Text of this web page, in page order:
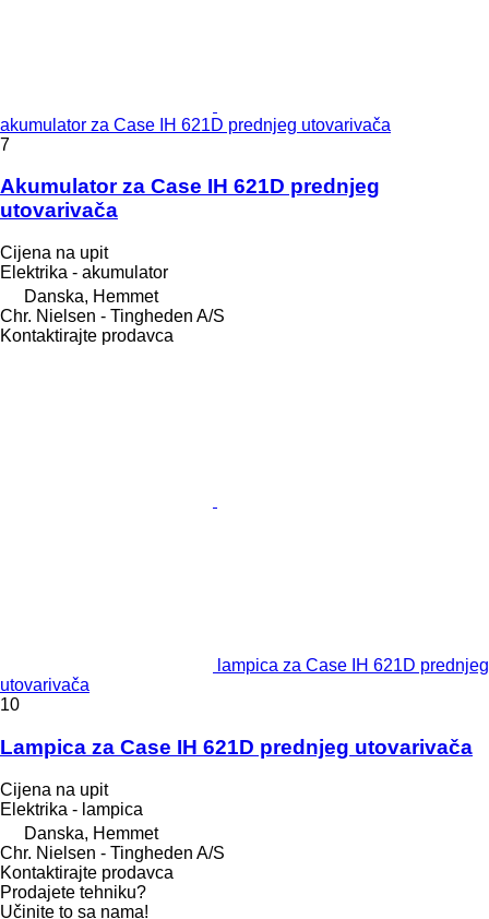
akumulator za Case IH 621D prednjeg utovarivača
7
Akumulator za Case IH 621D prednjeg
utovarivača
Cijena na upit
Elektrika - akumulator
Danska, Hemmet
Chr. Nielsen - Tingheden A/S
Kontaktirajte prodavca
lampica za Case IH 621D prednjeg
utovarivača
10
Lampica za Case IH 621D prednjeg utovarivača
Cijena na upit
Elektrika - lampica
Danska, Hemmet
Chr. Nielsen - Tingheden A/S
Kontaktirajte prodavca
Prodajete tehniku?
Učinite to sa nama!